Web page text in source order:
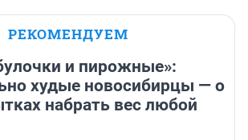
РЕКОМЕНДУЕМ
и пирожные»:
худые новосибирцы — о
набрать вес любой